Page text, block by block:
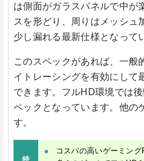
は側面がガラスパネルで中が
スを形どり、周りはメッシュ
少し漏れる最新仕様となって
このスペックがあれば、一般
イトレーシングを有効にして
できます。フルHD環境では
ペックとなっています。他の
す。
特
コスパの高いゲーミング